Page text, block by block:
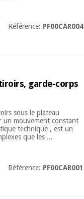
Référence: PF00CAR004
garde-corps
sous le plateau
un mouvement constant
technique , est un
que les ...
Référence: PF00CAR001